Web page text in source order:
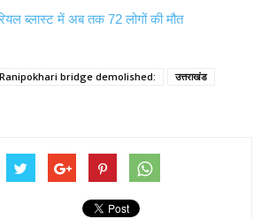
ब्लास्ट में अब तक 72 लोगों की मौत
Ranipokhari bridge demolished:
उत्तराखंड